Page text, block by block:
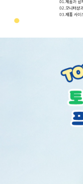
페이코 ID로